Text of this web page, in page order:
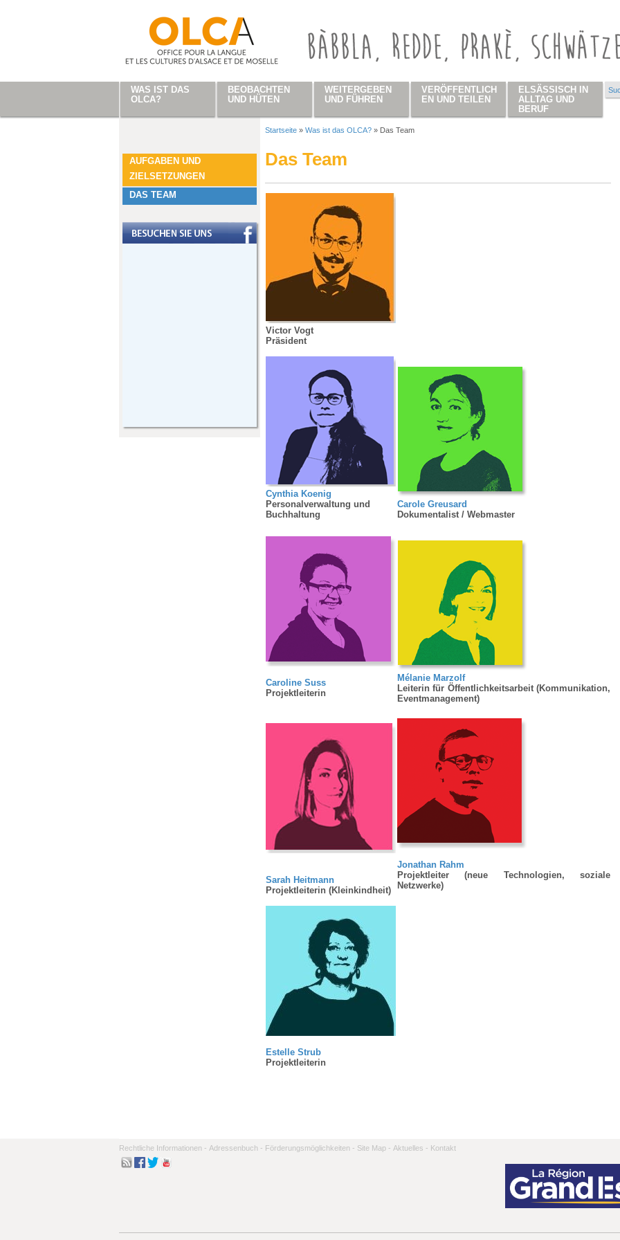
AUFGABEN UND
ZIELSETZUNGEN
DAS TEAM
Startseite » Was ist das OLCA? » Das Team
Das Team
Victor Vogt
Präsident
Cynthia Koenig
Personalverwaltung und
Buchhaltung
Carole Greusard
Dokumentalist / Webmaster
Caroline Suss
Projektleiterin
Mélanie Marzolf
Leiterin für Öffentlichkeitsarbeit (Kommunikation,
Eventmanagement)
Sarah Heitmann
Projektleiterin (Kleinkindheit)
Jonathan Rahm
Projektleiter (neue Technologien, soziale
Netzwerke)
Estelle Strub
Projektleiterin
Rechtliche Informationen - Adressenbuch - Förderungsmöglichkeiten - Site Map - Aktuelles - Kontakt
WAS IST DAS
OLCA?
BEOBACHTEN
UND HÜTEN
WEITERGEBEN
UND FÜHREN
VERÖFFENTLICH
EN UND TEILEN
ELSÄSSISCH IN
ALLTAG UND
BERUF